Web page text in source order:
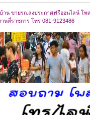
น ขายรถ.ลงประกาศฟรีออนไลน์ โ
นที่ราชการ โทร 081-9123486